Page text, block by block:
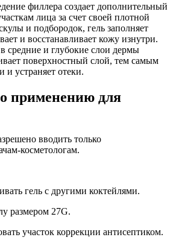
филлера создает дополнительный
лица за счет своей плотной
и подбородок, гель заполняет
и восстанавливает кожу изнутри.
средние и глубокие слои дермы
поверхностный слой, тем самым
и устраняет отеки.
применению для
вводить только
косметологам.
гель с другими коктейлями.
размером 27G.
участок коррекции антисептиком.